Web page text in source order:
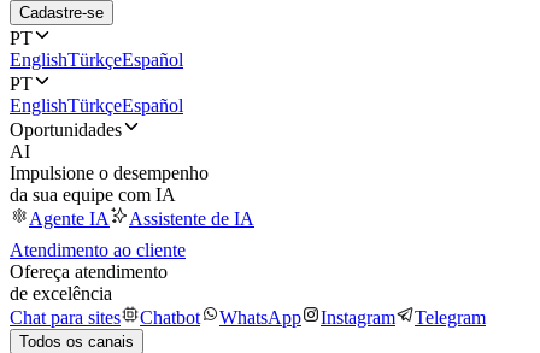
Cadastre-se
PT
EnglishTürkçeEspañol
PT
EnglishTürkçeEspañol
Oportunidades
AI
Impulsione o desempenho
da sua equipe com IA
Agente IA
Assistente de IA
Atendimento ao cliente
Ofereça atendimento
de excelência
Chat para sites
Chatbot WhatsApp Instagram Telegram
Todos os canais